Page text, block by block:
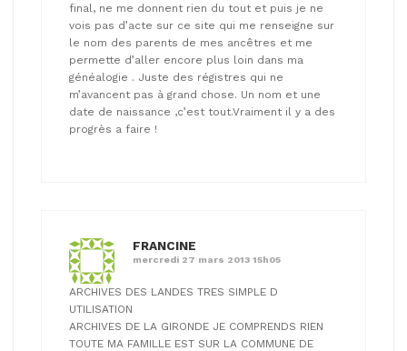
final, ne me donnent rien du tout et puis je ne
vois pas d’acte sur ce site qui me renseigne sur
le nom des parents de mes ancêtres et me
permette d’aller encore plus loin dans ma
généalogie . Juste des régistres qui ne
m’avancent pas à grand chose. Un nom et une
date de naissance ,c’est tout.Vraiment il y a des
progrès a faire !
FRANCINE
mercredi 27 mars 2013 15h05
ARCHIVES DES LANDES TRES SIMPLE D
UTILISATION
ARCHIVES DE LA GIRONDE JE COMPRENDS RIEN
TOUTE MA FAMILLE EST SUR LA COMMUNE DE